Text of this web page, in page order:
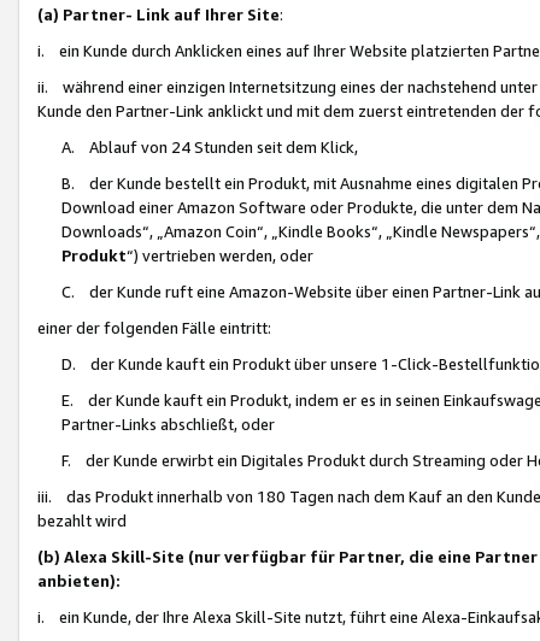
(a) Partner- Link auf Ihrer Site:
i. ein Kunde durch Anklicken eines auf Ihrer Website platzierten
ii. während einer einzigen Internetsitzung eines der nachstehend
Kunde den Partner-Link anklickt und mit dem zuerst eintretenden der
A. Ablauf von 24 Stunden seit dem Klick,
B. der Kunde bestellt ein Produkt, mit Ausnahme eines digitalen
Download einer Amazon Software oder Produkte, die unter dem
Downloads“, „Amazon Coin“, „Kindle Books“, „Kindle
Produkt“) vertrieben werden, oder
C. der Kunde ruft eine Amazon-Website über einen Partner-Link
einer der folgenden Fälle eintritt:
D. der Kunde kauft ein Produkt über unsere 1-Click-
E. der Kunde kauft ein Produkt, indem er es in seinen
Partner-Links abschließt, oder
F. der Kunde erwirbt ein Digitales Produkt durch Streaming oder
iii. das Produkt innerhalb von 180 Tagen nach dem Kauf an den
bezahlt wird
(b) Alexa Skill-Site (nur verfügbar für Partner, die eine
anbieten):
i. ein Kunde, der Ihre Alexa Skill-Site nutzt, führt eine Alexa-